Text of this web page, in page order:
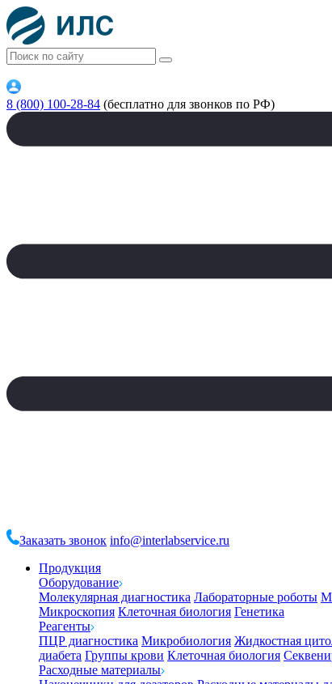
8 (800) 100-28-84 (бесплатно для звонков по РФ)
Заказать звонок info@interlabservice.ru
Продукция
Оборудование
Молекулярная диагностика Лабораторные роботы
Микроскопия Клеточная биология Генетика
Реагенты
ПЦР диагностика Микробиология Жидкостная
диабета Группы крови Клеточная биология
Расходные материалы